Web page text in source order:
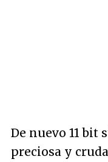
De nuevo 11
preciosa y